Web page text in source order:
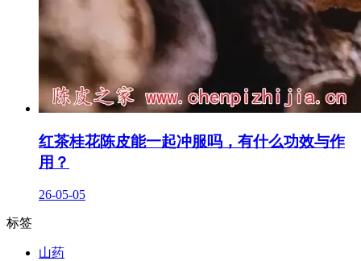
红茶桂花陈皮能一起冲服吗，有什么功效与作
用？
26-05-05
标签
山药